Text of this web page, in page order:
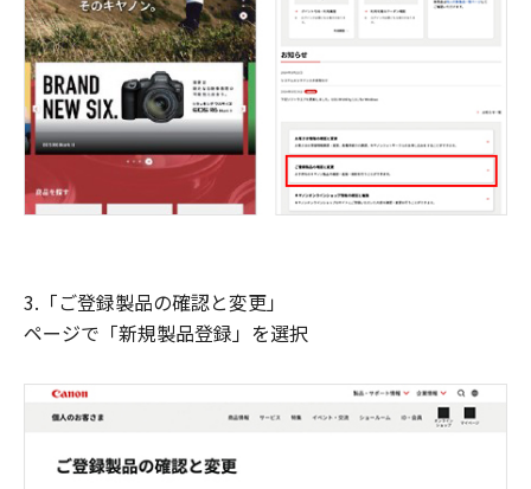
3.「ご登録製品の確認と変更」
ページで「新規製品登録」を選択